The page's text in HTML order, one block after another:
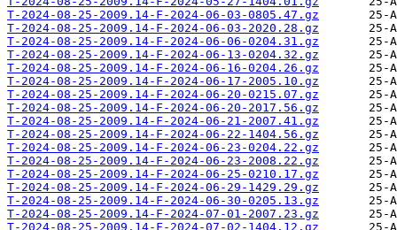
T-2024-08-25-2009.14-F-2024-06-03-0805.47.gz
T-2024-08-25-2009.14-F-2024-06-03-2020.28.gz
T-2024-08-25-2009.14-F-2024-06-06-0204.31.gz
T-2024-08-25-2009.14-F-2024-06-13-0204.32.gz
T-2024-08-25-2009.14-F-2024-06-16-0204.26.gz
T-2024-08-25-2009.14-F-2024-06-17-2005.10.gz
T-2024-08-25-2009.14-F-2024-06-20-0215.07.gz
T-2024-08-25-2009.14-F-2024-06-20-2017.56.gz
T-2024-08-25-2009.14-F-2024-06-21-2007.41.gz
T-2024-08-25-2009.14-F-2024-06-22-1404.56.gz
T-2024-08-25-2009.14-F-2024-06-23-0204.22.gz
T-2024-08-25-2009.14-F-2024-06-23-2008.22.gz
T-2024-08-25-2009.14-F-2024-06-25-0210.17.gz
T-2024-08-25-2009.14-F-2024-06-29-1429.29.gz
T-2024-08-25-2009.14-F-2024-06-30-0205.13.gz
T-2024-08-25-2009.14-F-2024-07-01-2007.23.gz
T-2024-08-25-2009.14-F-2024-07-02-1404.12.gz